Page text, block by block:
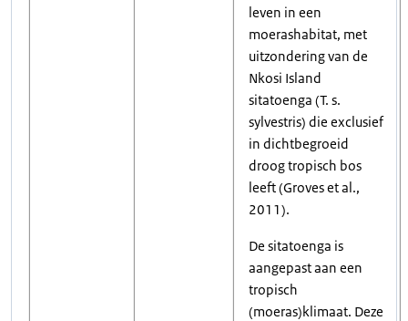
leven in een
moerashabitat, met
uitzondering van de
Nkosi Island
sitatoenga (T. s.
sylvestris) die exclusief
in dichtbegroeid
droog tropisch bos
leeft (Groves et al.,
2011).
De sitatoenga is
aangepast aan een
tropisch
(moeras)klimaat. Deze